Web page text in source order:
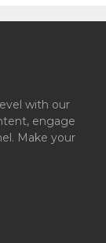
with our
engage
Make your